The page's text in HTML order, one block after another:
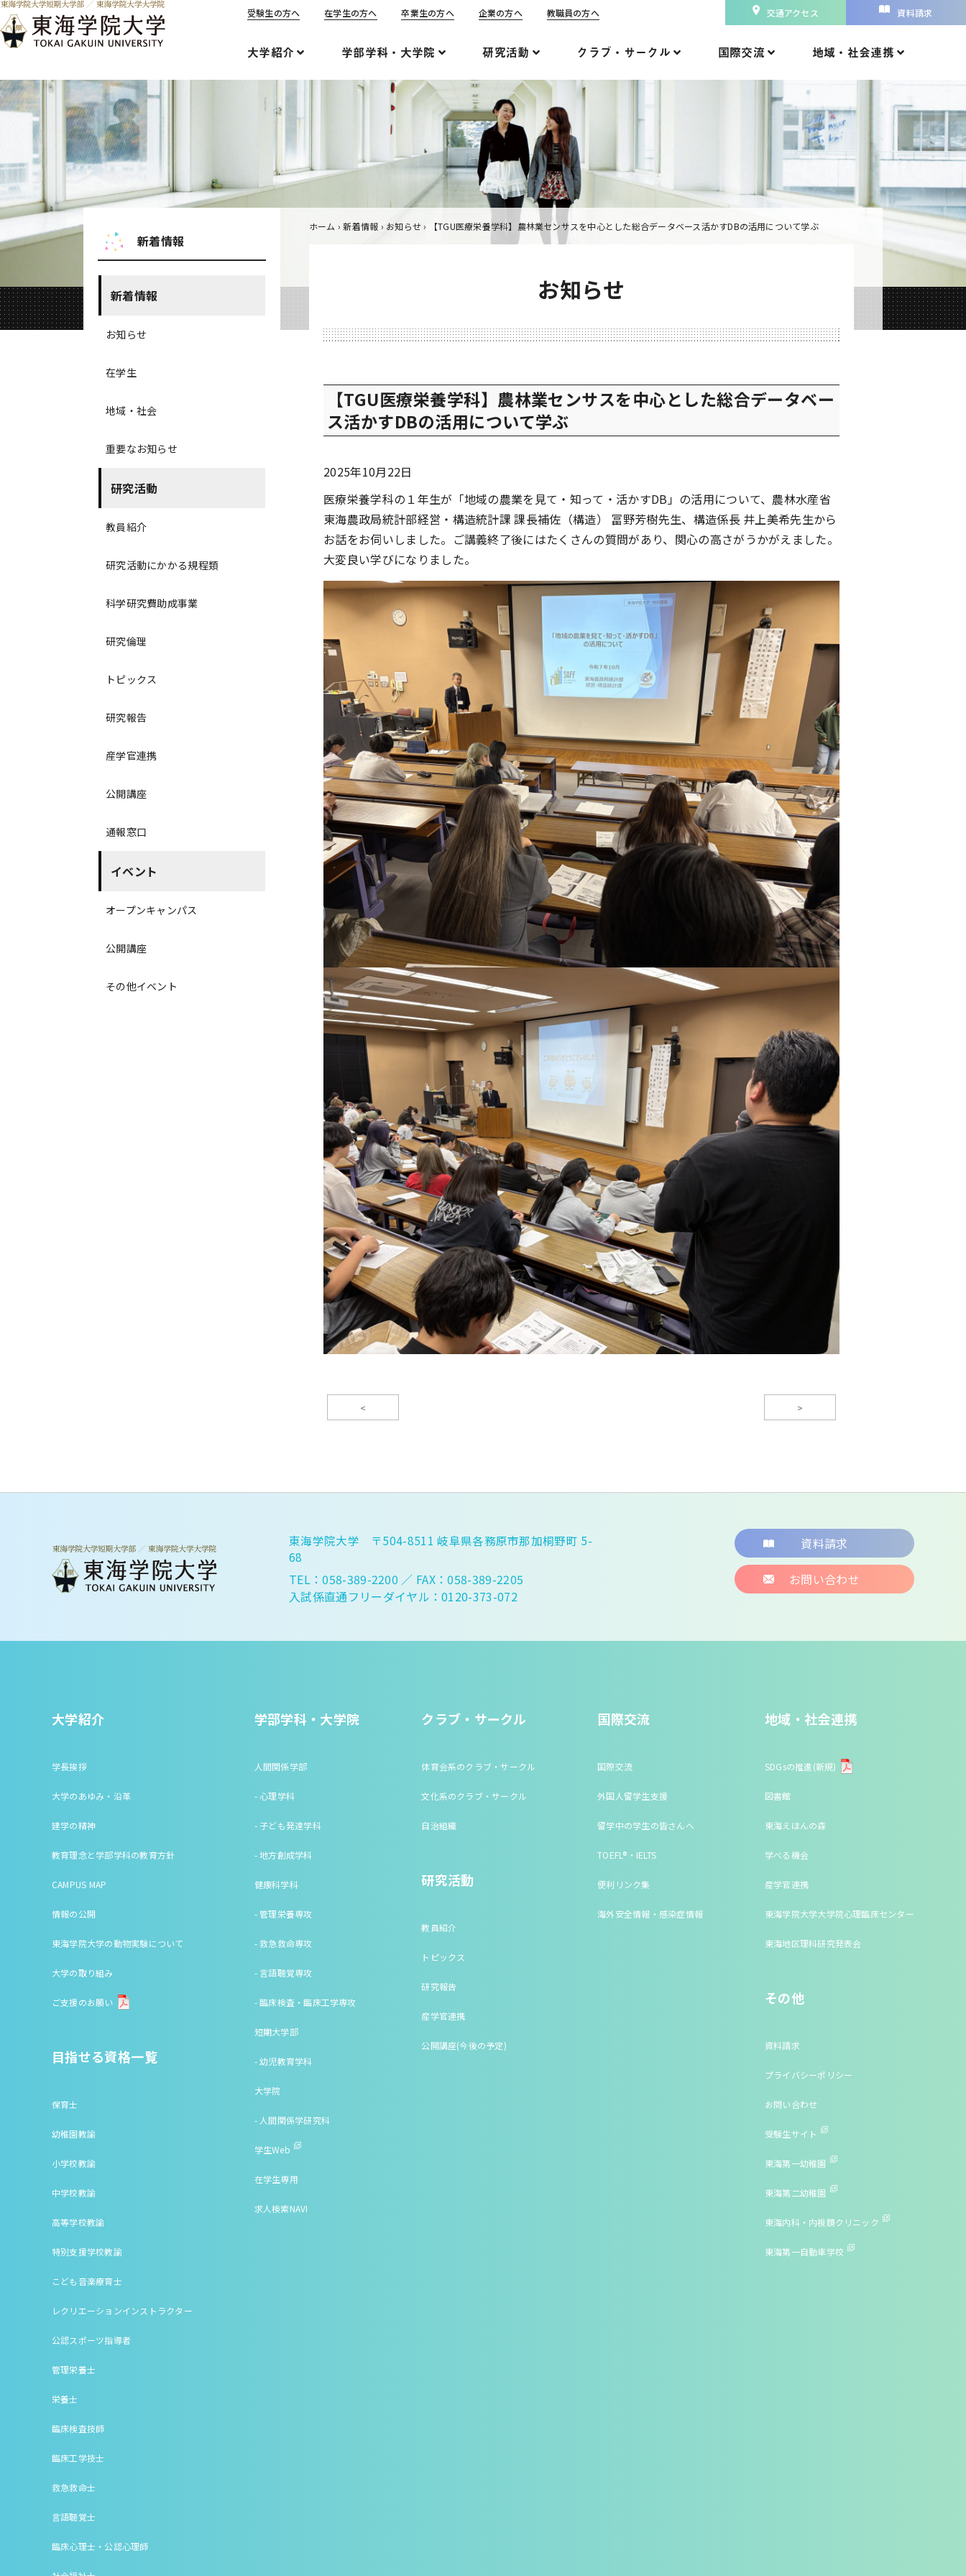
受験生の方へ 在学生の方へ 卒業生の方へ 企業の方へ 教職員の方へ 交通アクセス 資料請求
大学紹介 学部学科・大学院 研究活動 クラブ・サークル 国際交流 地域・社会連携
ホーム ›新着情報 › お知らせ› 【TGU医療栄養学科】農林業センサスを中心とした総合データベース活かすDBの活用について学ぶ
お知らせ
【TGU医療栄養学科】農林業センサスを中心とした総合データベー
ス活かすDBの活用について学ぶ
2025年10月22日
医療栄養学科の１年生が「地域の農業を見て・知って・活かすDB」の活用について、農林水産省
東海農政局統計部経営・構造統計課 課長補佐（構造） 冨野芳樹先生、構造係長 井上美希先生から
お話をお伺いしました。ご講義終了後にはたくさんの質問があり、関心の高さがうかがえました。
大変良い学びになりました。
< >
新着情報
新着情報
お知らせ
在学生
地域・社会
重要なお知らせ
研究活動
教員紹介
研究活動にかかる規程類
科学研究費助成事業
研究倫理
トピックス
研究報告
産学官連携
公開講座
通報窓口
イベント
オープンキャンパス
公開講座
その他イベント
東海学院大学 〒504-8511 岐阜県各務原市那加桐野町 5-
68
TEL：058-389-2200 ／ FAX：058-389-2205
入試係直通フリーダイヤル：0120-373-072
資料請求
お問い合わせ
大学紹介
学長挨拶
大学のあゆみ・沿革
建学の精神
教育理念と学部学科の教育方針
CAMPUS MAP
情報の公開
東海学院大学の動物実験について
大学の取り組み
ご支援のお願い
目指せる資格一覧
保育士
幼稚園教諭
小学校教諭
中学校教諭
高等学校教諭
特別支援学校教諭
こども音楽療育士
レクリエーションインストラクター
公認スポーツ指導者
管理栄養士
栄養士
臨床検査技師
臨床工学技士
救急救命士
言語聴覚士
臨床心理士・公認心理師
学部学科・大学院
人間関係学部
- 心理学科
- 子ども発達学科
- 地方創成学科
健康科学科
- 管理栄養専攻
- 救急救命専攻
- 言語聴覚専攻
- 臨床検査・臨床工学専攻
短期大学部
- 幼児教育学科
大学院
- 人間関係学研究科
学生Web
在学生専用
求人検索NAVI
クラブ・サークル
体育会系のクラブ・サークル
文化系のクラブ・サークル
自治組織
研究活動
教員紹介
トピックス
研究報告
産学官連携
公開講座(今後の予定)
国際交流
国際交流
外国人留学生支援
留学中の学生の皆さんへ
TOEFL®・IELTS
便利リンク集
海外安全情報・感染症情報
地域・社会連携
SDGsの推進(新規)
図書館
東海えほんの森
学べる機会
産学官連携
東海学院大学大学院心理臨床センター
東海地区理科研究発表会
その他
資料請求
プライバシーポリシー
お問い合わせ
受験生サイト
東海第一幼稚園
東海第二幼稚園
東海内科・内視鏡クリニック
東海第一自動車学校